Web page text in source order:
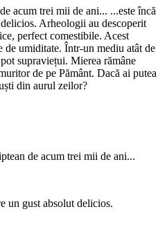
acum trei mii de ani... ...este încă
Arheologii au descoperit
perfect comestibile. Acest
de umiditate. Într-un mediu atât de
supraviețui. Mierea rămâne
de pe Pământ. Dacă ai putea
din aurul zeilor?
de acum trei mii de ani...
un gust absolut delicios.